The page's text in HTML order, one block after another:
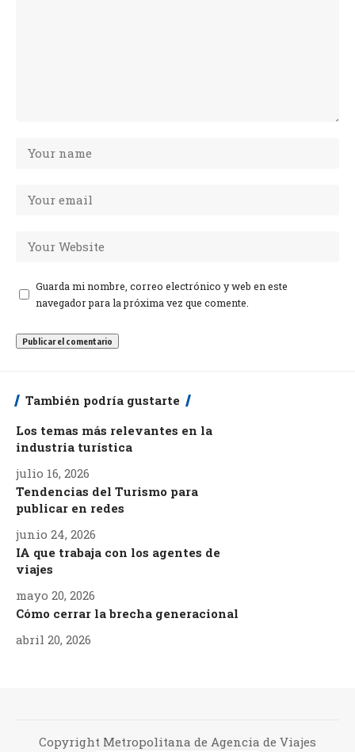
Guarda mi nombre, correo electrónico y web en este
navegador para la próxima vez que comente.
También podría gustarte
Los temas más relevantes en la
industria turística
julio 16, 2026
Tendencias del Turismo para
publicar en redes
junio 24, 2026
IA que trabaja con los agentes de
viajes
mayo 20, 2026
Cómo cerrar la brecha generacional
abril 20, 2026
Copyright Metropolitana de Agencia de Viajes